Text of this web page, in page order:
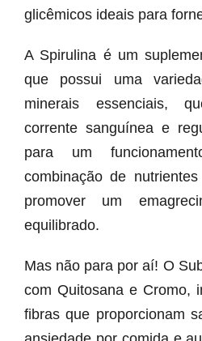
glicêmicos ideais para
A Spirulina é um
que possui uma
minerais essenciais,
corrente sanguínea e
para um
combinação de
promover um
equilibrado.
Mas não para por aí! O
com Quitosana e Cromo,
fibras que proporcionam